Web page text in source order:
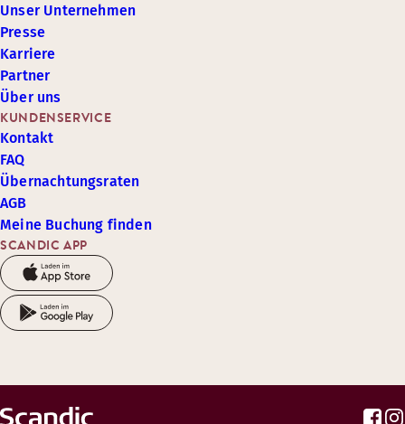
SCANDIC APP
KUNDENSERVICE
Kontakt
FAQ
Übernachtungsraten
AGB
Meine Buchung finden
Unser Unternehmen
Presse
Karriere
Partner
Über uns